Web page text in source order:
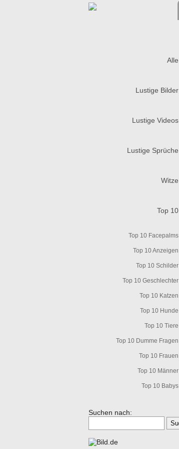
Alle
Lustige Bilder
Lustige Videos
Lustige Sprüche
Witze
Top 10
Top 10 Facepalms
Top 10 Anzeigen
Top 10 Schilder
Top 10 Geschlechter
Top 10 Katzen
Top 10 Hunde
Top 10 Tiere
Top 10 Dumme Fragen
Top 10 Frauen
Top 10 Männer
Top 10 Babys
Suchen nach: